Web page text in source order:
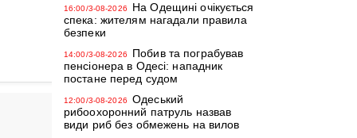
16:00/3-08-2026
На Одещині очікується
спека: жителям нагадали правила
безпеки
14:00/3-08-2026
Побив та пограбував
пенсіонера в Одесі: нападник
постане перед судом
12:00/3-08-2026
Одеський
рибоохоронний патруль назвав
види риб без обмежень на вилов